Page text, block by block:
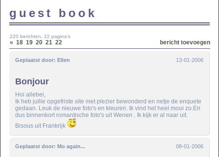
guest book
220 berichten, 22 pagina's
bericht toevoegen
« 18 19 20 21 22
13-01-2006
Geplaatst door: Ellen
Bonjour
Hoi allebei,
Ik heb jullie opgefriste site met plezier bewonderd en netje de enquete
gedaan. Leuk de nieuwe foto's en kleuren. Ik vind het heel mooi zo.En
dus binnenkort romantische foto's uit Wenen . Ik kijk er al naar uit.
Bisous uit Frankrijk
08-01-2006
Geplaatst door: Mo again...